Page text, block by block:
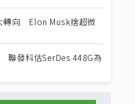
轉向 Elon Musk捨超微
聯發科估SerDes 448G為